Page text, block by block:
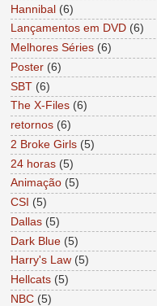
Hannibal (6)
Lançamentos em DVD (6)
Melhores Séries (6)
Poster (6)
SBT (6)
The X-Files (6)
retornos (6)
2 Broke Girls (5)
24 horas (5)
Animação (5)
CSI (5)
Dallas (5)
Dark Blue (5)
Harry's Law (5)
Hellcats (5)
NBC (5)